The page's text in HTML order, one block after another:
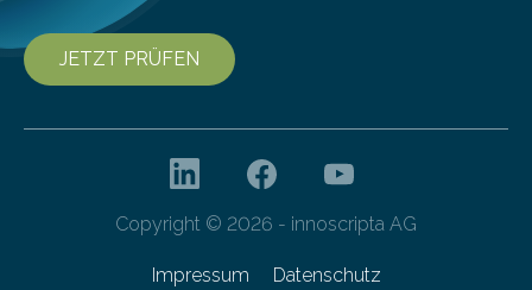
JETZT PRÜFEN
Copyright © 2026 - innoscripta AG
Impressum Datenschutz